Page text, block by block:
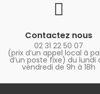
Contactez nous
02 31 22 50 07
(prix d’un appel local à
d’un poste fixe) du lundi
vendredi de 9h à 18h